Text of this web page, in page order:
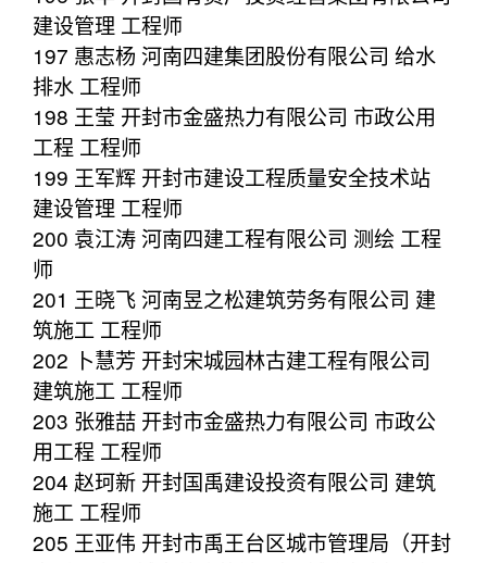
建设管理 工程师
197 惠志杨 河南四建集团股份有限公司 给水
排水 工程师
198 王莹 开封市金盛热力有限公司 市政公用
工程 工程师
199 王军辉 开封市建设工程质量安全技术站
建设管理 工程师
200 袁江涛 河南四建工程有限公司 测绘 工程
师
201 王晓飞 河南昱之松建筑劳务有限公司 建
筑施工 工程师
202 卜慧芳 开封宋城园林古建工程有限公司
建筑施工 工程师
203 张雅喆 开封市金盛热力有限公司 市政公
用工程 工程师
204 赵珂新 开封国禹建设投资有限公司 建筑
施工 工程师
205 王亚伟 开封市禹王台区城市管理局（开封